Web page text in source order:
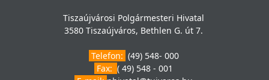
Tiszaújvárosi Polgármesteri Hivatal
3580 Tiszaújváros, Bethlen G. út 7.
Telefon: (49) 548- 000
Fax: ( 49) 548 - 001